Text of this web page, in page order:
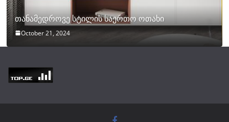
თანამედროვე სტილის საერთო ოთახი
October 21, 2024